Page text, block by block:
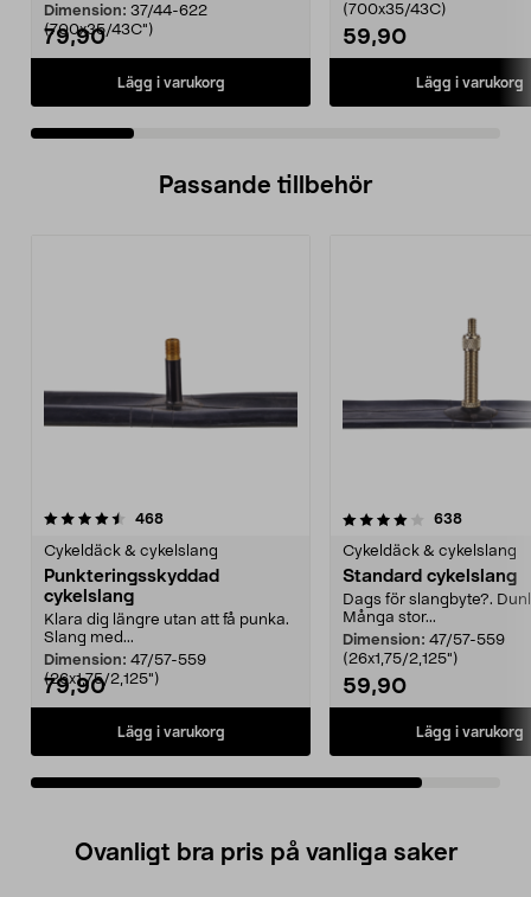
Dimension: 37/44-622
(700x35/43C")
79,90
Lägg i varukorg
(700x35/43C)
59,90
Lägg i varukorg
Passande tillbehör
468recensioner
Cykeldäck & cykelslang
Punkteringsskyddad
cykelslang
Klara dig längre utan att få punka.
Slang med...
Dimension: 47/57-559
(26x1,75/2,125")
79,90
Lägg i varukorg
4.0av 5 stjärnor 638
Cykeldäck & cykelslang
Standard cykelslang
Dags för slangbyte?.
Många stor...
Dimension: 47/57-559
(26x1,75/2,125")
59,90
Lägg i varukorg
Ovanligt bra pris på vanliga saker